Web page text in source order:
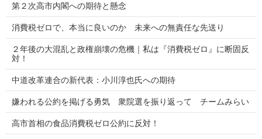
第２次高市内閣への期待と懸念
消費税ゼロで、本当に良いのか 未来への無責任な先送り
２年後の大混乱と政権崩壊の危機｜私は『消費税ゼロ』に断固反
対！
中道改革連合の新代表：小川淳也氏への期待
嫌われる公約を掲げる勇気 衆院選を振り返って チームみらい
高市首相の食品消費税ゼロ公約に反対！